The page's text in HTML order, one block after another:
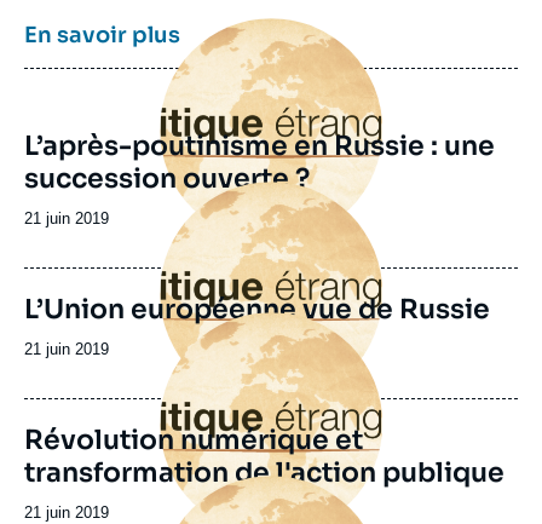
En savoir plusImage
principale
L’après-poutinisme en Russie : une
succession ouverte ?
Date
publication
21 juin 2019
Image
principale
L’Union européenne vue de Russie
Date
publication
21 juin 2019
Image
principale
Révolution numérique et
transformation de l'action publique
Date
21 juin 2019
Image
principale